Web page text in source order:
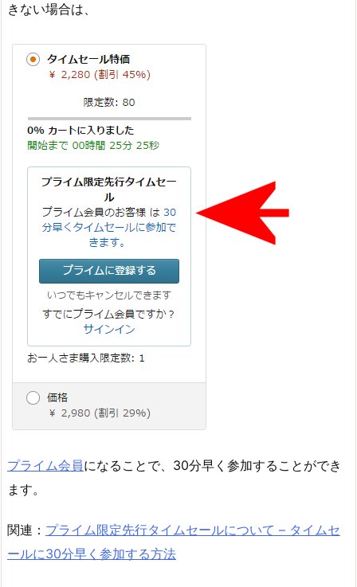
きない場合は、
プライム会員になることで、30分早く参加することができ
ます。
関連： プライム限定先行タイムセールについて – タイムセ
ールに30分早く参加する方法